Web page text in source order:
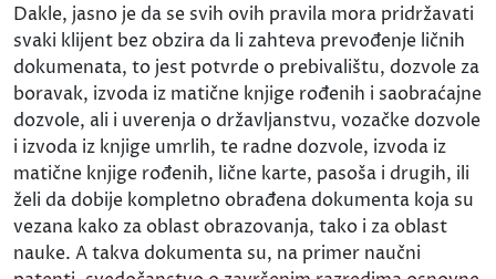
Dakle, jasno je da se svih ovih pravila mora pridržavati
svaki klijent bez obzira da li zahteva prevođenje ličnih
dokumenata, to jest potvrde o prebivalištu, dozvole za
boravak, izvoda iz matične knjige rođenih i saobraćajne
dozvole, ali i uverenja o državljanstvu, vozačke dozvole
i izvoda iz knjige umrlih, te radne dozvole, izvoda iz
matične knjige rođenih, lične karte, pasoša i drugih, ili
želi da dobije kompletno obrađena dokumenta koja su
vezana kako za oblast obrazovanja, tako i za oblast
nauke. A takva dokumenta su, na primer naučni